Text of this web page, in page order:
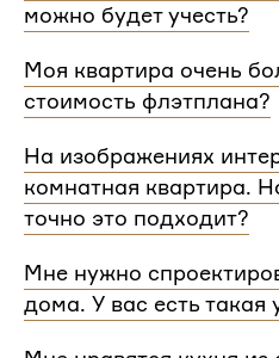
квартиры.
можно будет учесть?
согласуем с вами
расстановку мебели и
дизайнером Flatplan
Моя квартира очень
стоимость флэтплана?
площади. Однако если у
или квартира, нужно
каждого этажа.
На изображениях
комнатная квартира.
точно это подходит?
и учитываем все детали.
на нашем сайте может
Мне нужно
дома. У вас есть такая